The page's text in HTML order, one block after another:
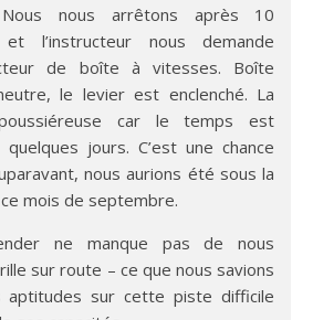
Nous nous arrêtons après 10
l’instructeur nous demande
de boîte à vitesses. Boîte
le levier est enclenché. La
car le temps est
jours. C’est une chance
nous aurions été sous la
mois de septembre.
ne manque pas de nous
sur route – ce que nous savions
aptitudes sur cette piste difficile